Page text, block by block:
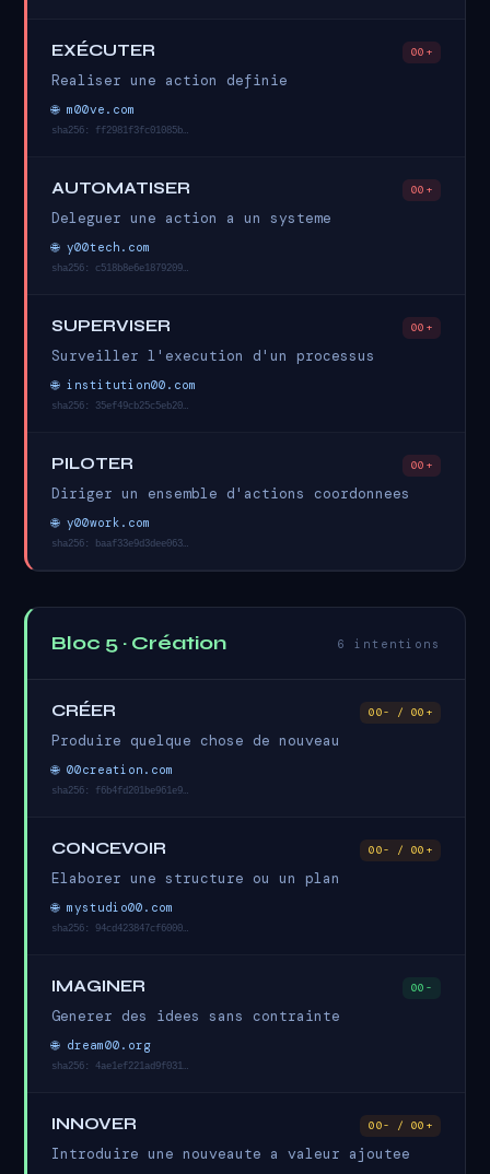
EXÉCUTER 00+
Realiser une action definie
🌐 m00ve.com
sha256: ff2981f3fc01085b…
AUTOMATISER 00+
Deleguer une action a un systeme
🌐 y00tech.com
sha256: c518b8e6e1879209…
SUPERVISER 00+
Surveiller l'execution d'un processus
🌐 institution00.com
sha256: 35ef49cb25c5eb20…
PILOTER 00+
Diriger un ensemble d'actions coordonnees
🌐 y00work.com
sha256: baaf33e9d3dee063…
Bloc 5 · Création 6 intentions
CRÉER 00- / 00+
Produire quelque chose de nouveau
🌐 00creation.com
sha256: f6b4fd201be961e9…
CONCEVOIR 00- / 00+
Elaborer une structure ou un plan
🌐 mystudio00.com
sha256: 94cd423847cf6000…
IMAGINER 00-
Generer des idees sans contrainte
🌐 dream00.org
sha256: 4ae1ef221ad9f031…
INNOVER 00- / 00+
Introduire une nouveaute a valeur ajoutee